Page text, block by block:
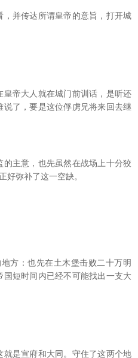
并传达所谓皇帝的意旨，打开城
帝大人就在城门前训话，是听还
了，要是这位俘虏兄将来回去继
主意，也先虽然在战场上十分狡
好弥补了这一空缺。
方：也先在土木堡击败二十万明
短时间内已经不可能找出一支大
是宣府和大同。守住了这两个地